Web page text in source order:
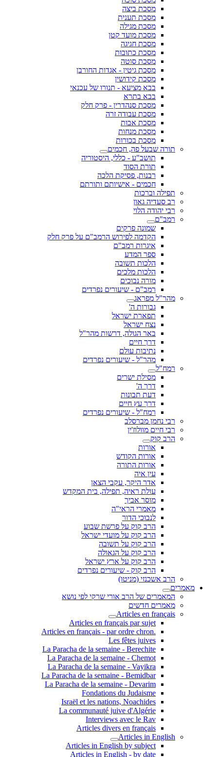
מסכת ביצה
מסכת תענית
מסכת מגילה
מסכת מועד קטן
מסכת חגיגה
מסכת כתובות
מסכת סוטה
מסכת גיטין - אגדות החורבן
מסכת קידושין
בבא מציעא - תנורו של עכנאי
בבא בתרא
מסכת סנהדרין - פרק חלק
מסכת עבודה זרה
מסכת אבות
מסכת מנחות
מסכת בכורות
תורה שבעל פה, חכמים
תושב"ע - כללי, היסטוריה
תורת הסוד
רבנות, פסיקת הלכה
חכמים - אישיותם ותורתם
תפילה וברכות
רב סעדיה גאון
רבי יהודה הלוי
רמב"ם
שמונה פרקים
הקדמה לפירוש הרמב"ם על פרק חלק
איגרות רמב"ם
ספר המדע
הלכות תשובה
הלכות מלכים
מורה נבוכים
רמב"ם - שיעורים נפרדים
מהר"ל מפראג
גבורות ה'
תפארת ישראל
נצח ישראל
באר הגולה, דרשות מהר"ל
דרך חיים
נתיבות עולם
מהר"ל - שיעורים נפרדים
רמח"ל
מסילת ישרים
דרך ה'
דעת תבונות
דרך עץ חיים
רמח"ל - שיעורים נפרדים
רבי נחמן מברסלב
רבי חיים מוולוז'ין
הרב קוק
אורות
אורות הקודש
אורות התורה
עין איה
אדר היקר, עקבי הצאן
עולת ראיה, תפילה, בית המקדש
מוסר אביך
מאמרי הראי"ה
לנבוכי הדור
הרב קוק על פרשת שבוע
הרב קוק על מועדי ישראל
הרב קוק על תשובה
הרב קוק על הגאולה
הרב קוק על ארץ ישראל
הרב קוק - שיעורים נפרדים
הרב אשכנזי (מניטו)
מאמרים
המאמרים של הרב אורי שרקי לפי נושא
מאמרים חדשים
Articles en français
Articles en français par sujet
.Articles en français - par ordre chron
Les fêtes juives
La Paracha de la semaine - Berechite
La Paracha de la semaine - Chemot
La Paracha de la semaine - Vayikra
La Paracha de la semaine - Bemidbar
La Paracha de la semaine - Devarim
Fondations du Judaisme
Israël et les nations, Noachides
La communauté juive d'Algérie
Interviews avec le Rav
Articles divers en français
Articles in English
Articles in English by subject
Articles in English - by date